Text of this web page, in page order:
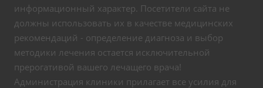
информационный характер. Посетители сайта не
должны использовать их в качестве медицинских
рекомендаций - определение диагноза и выбор
методики лечения остается исключительной
прерогативой вашего лечащего врача!
Администрация клиники прилагает все усилия для